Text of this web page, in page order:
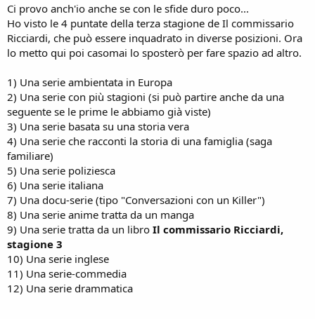
Ci provo anch'io anche se con le sfide duro poco...
Ho visto le 4 puntate della terza stagione de Il commissario
Ricciardi, che può essere inquadrato in diverse posizioni. Ora
lo metto qui poi casomai lo sposterò per fare spazio ad altro.
1) Una serie ambientata in Europa
2) Una serie con più stagioni (si può partire anche da una
seguente se le prime le abbiamo già viste)
3) Una serie basata su una storia vera
4) Una serie che racconti la storia di una famiglia (saga
familiare)
5) Una serie poliziesca
6) Una serie italiana
7) Una docu-serie (tipo "Conversazioni con un Killer")
8) Una serie anime tratta da un manga
9) Una serie tratta da un libro Il commissario Ricciardi,
stagione 3
10) Una serie inglese
11) Una serie-commedia
12) Una serie drammatica